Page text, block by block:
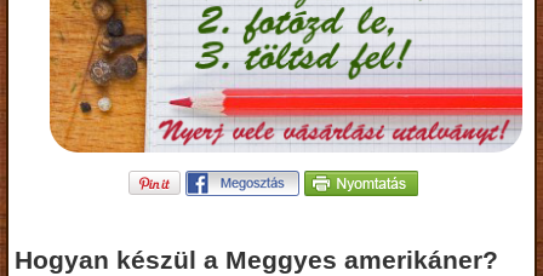
Hogyan készül a Meggyes amerikáner?